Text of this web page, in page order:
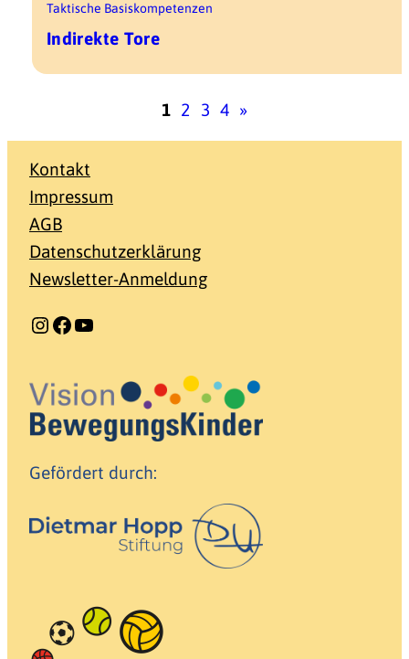
Taktische Basiskompetenzen
Indirekte Tore
1 2 3 4 »
Kontakt
Impressum
AGB
Datenschutzerklärung
Newsletter-Anmeldung
Instagram Facebook YouTube
Gefördert durch: